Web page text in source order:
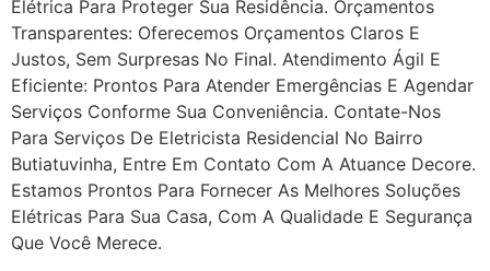
Elétrica Para Proteger Sua Residência. Orçamentos
Transparentes: Oferecemos Orçamentos Claros E
Justos, Sem Surpresas No Final. Atendimento Ágil E
Eficiente: Prontos Para Atender Emergências E Agendar
Serviços Conforme Sua Conveniência. Contate-Nos
Para Serviços De Eletricista Residencial No Bairro
Butiatuvinha, Entre Em Contato Com A Atuance Decore.
Estamos Prontos Para Fornecer As Melhores Soluções
Elétricas Para Sua Casa, Com A Qualidade E Segurança
Que Você Merece.